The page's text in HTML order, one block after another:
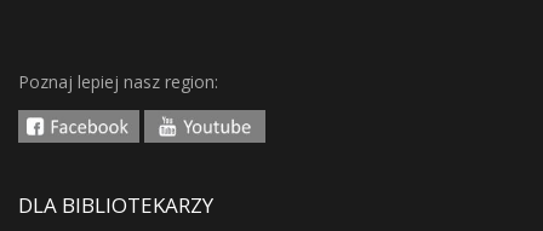
Poznaj lepiej nasz region:
DLA BIBLIOTEKARZY